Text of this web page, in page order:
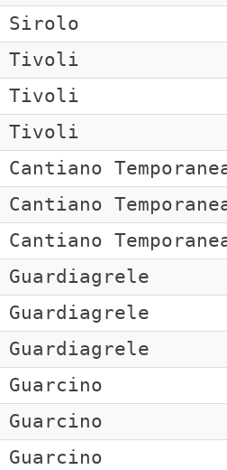
Sirolo
Tivoli
Tivoli
Tivoli
Cantiano
Cantiano
Cantiano
Guardiagrele
Guardiagrele
Guardiagrele
Guarcino
Guarcino
Guarcino